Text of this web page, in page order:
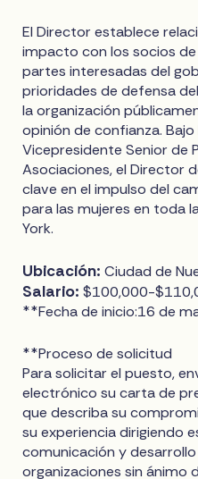
El Director establece
impacto con los socios de
partes interesadas del
prioridades de defensa
la organización
opinión de confianza.
Vicepresidente Senior de
Asociaciones, el Director
clave en el impulso del
para las mujeres en toda
York.
Ubicación: Ciudad de
Salario:$100,000-
**Fecha de inicio:16 de
**Proceso de solicitud
Para solicitar el puesto,
electrónico su carta de
que describa su
su experiencia dirigiendo
comunicación y
organizaciones sin ánimo